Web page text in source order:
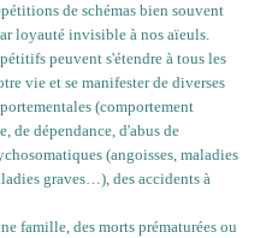
de schémas bien souvent
loyauté invisible à nos aïeuls.
peuvent s'étendre à tous les
vie et se manifester de diverses
(comportement
de dépendance, d'abus de
(angoisses, maladies
graves…), des accidents à
famille, des morts prématurées ou